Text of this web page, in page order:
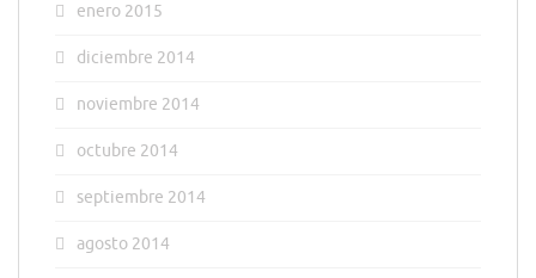
enero 2015
diciembre 2014
noviembre 2014
octubre 2014
septiembre 2014
agosto 2014